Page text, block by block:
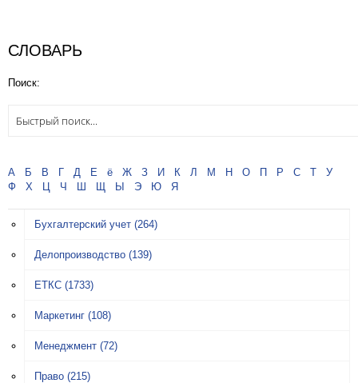
СЛОВАРЬ
Поиск:
А Б В Г Д Е ё Ж З И К Л М Н О П Р С Т
У
Ф
Х Ц Ч Ш Щ Ы Э Ю Я
Бухгалтерский учет (264)
Делопроизводство (139)
ЕТКС (1733)
Маркетинг (108)
Менеджмент (72)
Право (215)